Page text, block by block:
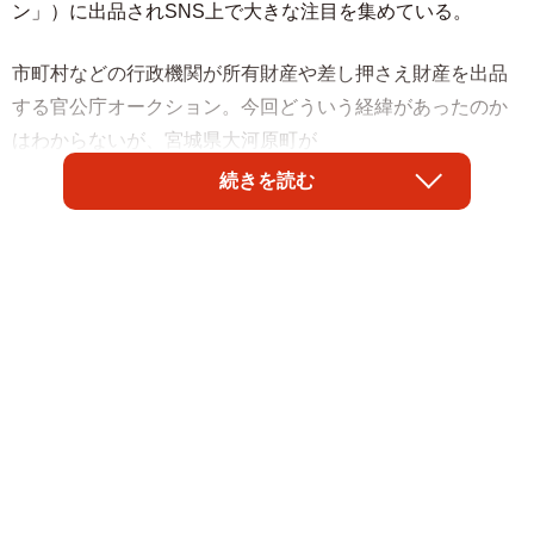
ン」）に出品されSNS上で大きな注目を集めている。
市町村などの行政機関が所有財産や差し押さえ財産を出品
する官公庁オークション。今回どういう経緯があったのか
はわからないが、宮城県大河原町が
「漫画家寺沢大介先生の「将太の寿司」直筆原稿です。
続きを読む